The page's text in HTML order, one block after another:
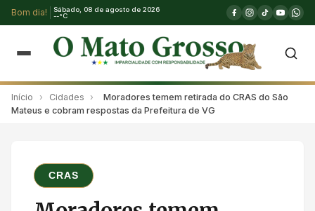
Bom dia!
Sábado, 08 de agosto de 2026
--°C
Início › Cidades ›
Moradores temem retirada do CRAS do São
Mateus e cobram respostas da Prefeitura de VG
CRAS